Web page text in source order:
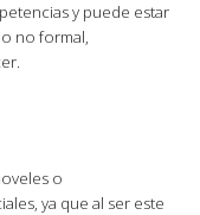
y puede estar
no formal,
o
ya que al ser este